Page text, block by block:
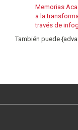
Memorias
a la
través de
También puede